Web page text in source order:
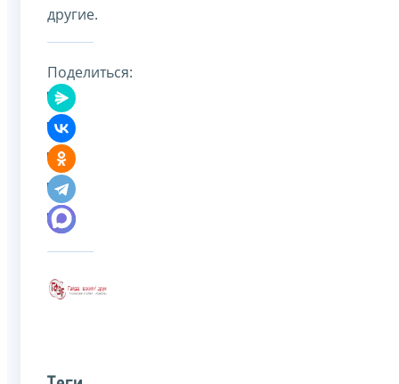
другие.
Поделиться: